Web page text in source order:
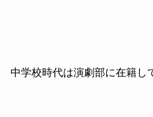
中学校時代は演劇部に在籍し